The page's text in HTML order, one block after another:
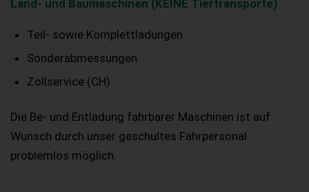
Land- und Baumaschinen (KEINE Tiertransporte)
Teil- sowie Komplettladungen
Sonderabmessungen
Zollservice (CH)
Die Be- und Entladung fahrbarer Maschinen ist auf
Wunsch durch unser geschultes Fahrpersonal
problemlos möglich.